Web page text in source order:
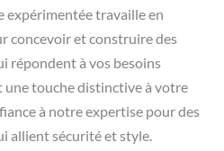
expérimentée travaille en
concevoir et construire des
répondent à vos besoins
touche distinctive à votre
à notre expertise pour des
allient sécurité et style.